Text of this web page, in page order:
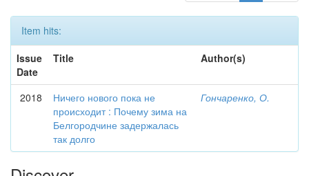
Item hits:
Issue
Date
Title Author(s)
2018
Ничего нового пока не
происходит : Почему зима на
Белгородчине задержалась
так долго
Гончаренко, О.